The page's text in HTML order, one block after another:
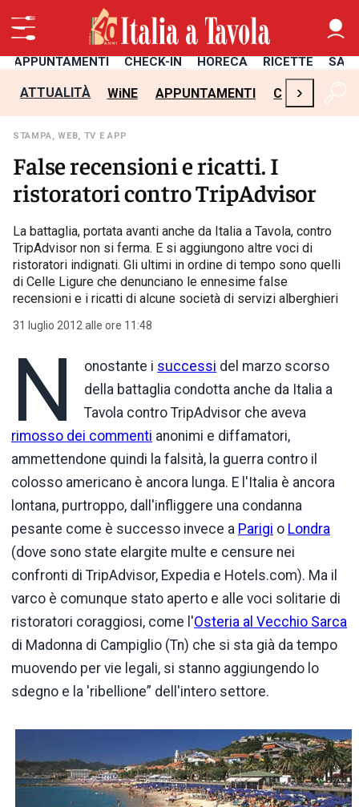
APPUNTAMENTI CHECK-IN HORECA RICETTE
ATTUALITÀ WiNE APPUNTAMENTI CHECK-IN
›
STAMPA, WEB, TV E APP
False recensioni e ricatti. I
ristoratori contro TripAdvisor
La battaglia, portata avanti anche da Italia a Tavola, contro
TripAdvisor non si ferma. E si aggiungono altre voci di
ristoratori indignati. Gli ultimi in ordine di tempo sono quelli
di Celle Ligure che denunciano le ennesime false
recensioni e i ricatti di alcune società di servizi alberghieri
31 luglio 2012 alle ore 11:48
N onostante i successi del marzo scorso
della battaglia condotta anche da Italia a
Tavola contro TripAdvisor che aveva
rimosso dei commenti anonimi e diffamatori,
ammettendone quindi la falsità, la guerra contro il
colosso americano è ancora lunga. E l'Italia è ancora
lontana, purtroppo, dall'infliggere una condanna
pesante come è successo invece a Parigi o Londra
(dove sono state elargite multe e censure nei
confronti di TripAdvisor, Expedia e Hotels.com). Ma il
varco è comunque stato aperto e alle voci solitarie di
ristoratori coraggiosi, come l'Osteria al Vecchio Sarca
di Madonna di Campiglio (Tn) che si sta già da tempo
muovendo per vie legali, si stanno aggiungendo lo
sdegno e la 'ribellione” dell'intero settore.